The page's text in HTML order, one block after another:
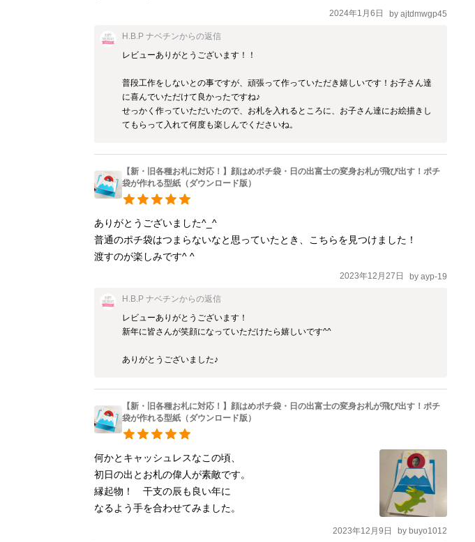
2024年1月6日 by ajtdmwgp45
H.B.P ナベチンからの返信
レビューありがとうございます！！
普段工作をしないとの事ですが、頑張って作っていただき嬉しいです！お子さん達
に喜んでいただけて良かったですね♪
せっかく作っていただいたので、お札を入れるところに、お子さん達にお絵描きし
てもらって入れて何度も楽しんでくださいね。
【新・旧各種お札に対応！】顔はめポチ袋・日の出富士の変身お札が飛び出す！ポチ
袋が作れる型紙（ダウンロード版）
ありがとうございました^_^
普通のポチ袋はつまらないなと思っていたとき、こちらを見つけました！
渡すのが楽しみです^ ^
2023年12月27日 by ayp-19
H.B.P ナベチンからの返信
レビューありがとうございます！
新年に皆さんが笑顔になっていただけたら嬉しいです^^
ありがとうございました♪
【新・旧各種お札に対応！】顔はめポチ袋・日の出富士の変身お札が飛び出す！ポチ
袋が作れる型紙（ダウンロード版）
何かとキャッシュレスなこの頃、
初日の出とお札の偉人が素敵です。
縁起物！　干支の辰も良い年に
なるよう手を合わせてみました。
2023年12月9日 by buyo1012